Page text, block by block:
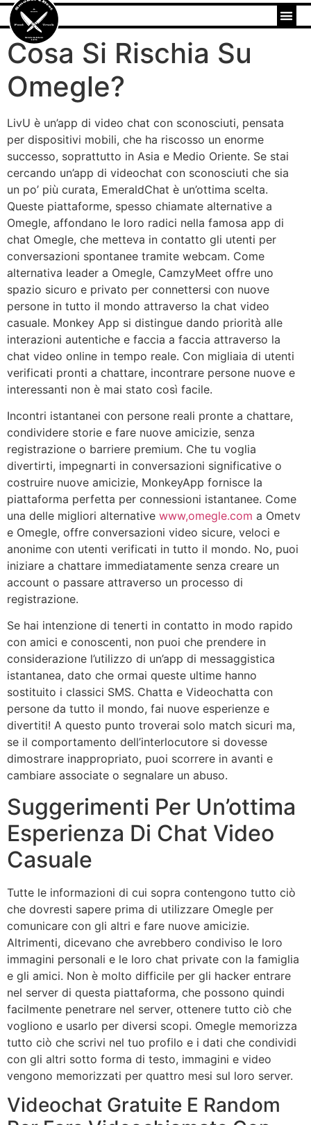
Cosa Si Rischia Su
Omegle?
LivU è un’app di video chat con sconosciuti, pensata
per dispositivi mobili, che ha riscosso un enorme
successo, soprattutto in Asia e Medio Oriente. Se stai
cercando un’app di videochat con sconosciuti che sia
un po’ più curata, EmeraldChat è un’ottima scelta.
Queste piattaforme, spesso chiamate alternative a
Omegle, affondano le loro radici nella famosa app di
chat Omegle, che metteva in contatto gli utenti per
conversazioni spontanee tramite webcam. Come
alternativa leader a Omegle, CamzyMeet offre uno
spazio sicuro e privato per connettersi con nuove
persone in tutto il mondo attraverso la chat video
casuale. Monkey App si distingue dando priorità alle
interazioni autentiche e faccia a faccia attraverso la
chat video online in tempo reale. Con migliaia di utenti
verificati pronti a chattare, incontrare persone nuove e
interessanti non è mai stato così facile.
Incontri istantanei con persone reali pronte a chattare,
condividere storie e fare nuove amicizie, senza
registrazione o barriere premium. Che tu voglia
divertirti, impegnarti in conversazioni significative o
costruire nuove amicizie, MonkeyApp fornisce la
piattaforma perfetta per connessioni istantanee. Come
una delle migliori alternative www,omegle.com a Ometv
e Omegle, offre conversazioni video sicure, veloci e
anonime con utenti verificati in tutto il mondo. No, puoi
iniziare a chattare immediatamente senza creare un
account o passare attraverso un processo di
registrazione.
Se hai intenzione di tenerti in contatto in modo rapido
con amici e conoscenti, non puoi che prendere in
considerazione l’utilizzo di un’app di messaggistica
istantanea, dato che ormai queste ultime hanno
sostituito i classici SMS. Chatta e Videochatta con
persone da tutto il mondo, fai nuove esperienze e
divertiti! A questo punto troverai solo match sicuri ma,
se il comportamento dell’interlocutore si dovesse
dimostrare inappropriato, puoi scorrere in avanti e
cambiare associate o segnalare un abuso.
Suggerimenti Per Un’ottima
Esperienza Di Chat Video
Casuale
Tutte le informazioni di cui sopra contengono tutto ciò
che dovresti sapere prima di utilizzare Omegle per
comunicare con gli altri e fare nuove amicizie.
Altrimenti, dicevano che avrebbero condiviso le loro
immagini personali e le loro chat private con la famiglia
e gli amici. Non è molto difficile per gli hacker entrare
nel server di questa piattaforma, che possono quindi
facilmente penetrare nel server, ottenere tutto ciò che
vogliono e usarlo per diversi scopi. Omegle memorizza
tutto ciò che scrivi nel tuo profilo e i dati che condividi
con gli altri sotto forma di testo, immagini e video
vengono memorizzati per quattro mesi sul loro server.
Videochat Gratuite E Random